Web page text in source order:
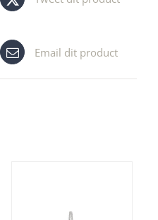
Email dit product